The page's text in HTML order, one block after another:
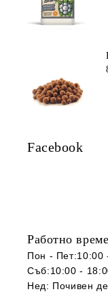
Facebook
Работно
Пон - Пет:10:00
Съб:10:00 -
Нед: Почивен